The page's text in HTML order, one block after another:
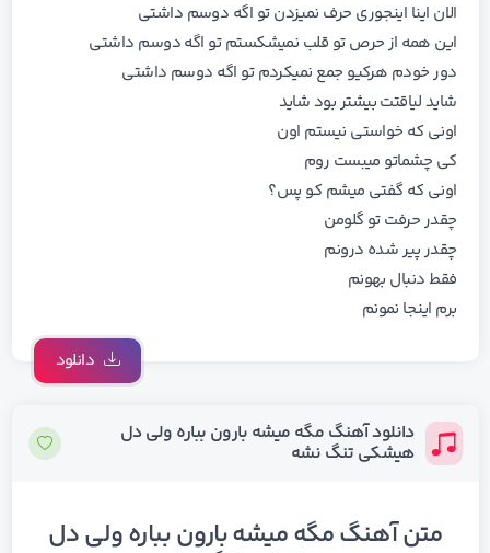
الان اینا اینجوری حرف نمیزدن تو اگه دوسم داشتی
این همه از حرص تو قلب نمیشکستم تو اگه دوسم داشتی
دور خودم هرکیو جمع نمیکردم تو اگه دوسم داشتی
شاید لیاقتت بیشتر بود شاید
اونی که خواستی نیستم اون
کی چشماتو میبست روم
اونی که گفتی میشم کو پس؟
چقدر حرفت تو گلومن
چقدر پیر شده درونم
فقط دنبال بهونم
برم اینجا نمونم
دانلود
دانلود آهنگ مگه میشه بارون بباره ولی دل
هیشکی تنگ نشه
متن آهنگ مگه میشه بارون بباره ولی دل